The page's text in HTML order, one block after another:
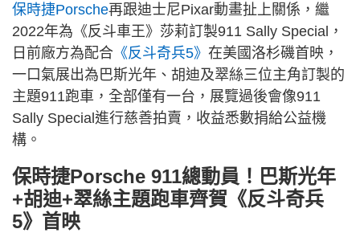
保時捷Porsche再跟迪士尼Pixar動畫扯上關係，繼
2022年為《反斗車王》莎莉訂製911 Sally Special，
日前廠方為配合 《反斗奇兵5》 在美國洛杉磯首映，
一口氣展出為巴斯光年、胡迪及翠絲三位主角訂製的
主題911跑車，全部僅有一台，展覽過後會像911
Sally Special進行慈善拍賣，收益悉數捐給公益機
構。
保時捷Porsche 911總動員！巴斯光年
+胡迪+翠絲主題跑車齊賀《反斗奇兵
5》首映